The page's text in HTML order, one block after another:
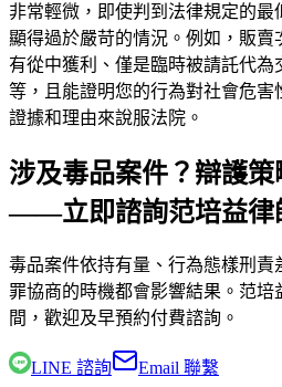
非常輕微，即使判到法律規定的最
顯得過於嚴苛的情況。例如，販賣
有從中獲利、僅是臨時被請託代為
等，且能證明您的行為對社會危害
證據和理由來說服法院。
涉及毒品案件？辯護
——立即諮詢范培益律
毒品案件依持有量、行為態樣刑
罪協商的時機都會影響結果。 范培
間，歡迎及早預約付費諮詢。
LINE 諮詢 Email 聯繫